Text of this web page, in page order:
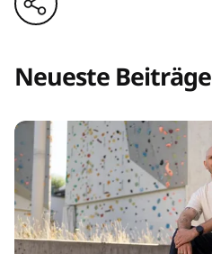
Neueste Beiträge